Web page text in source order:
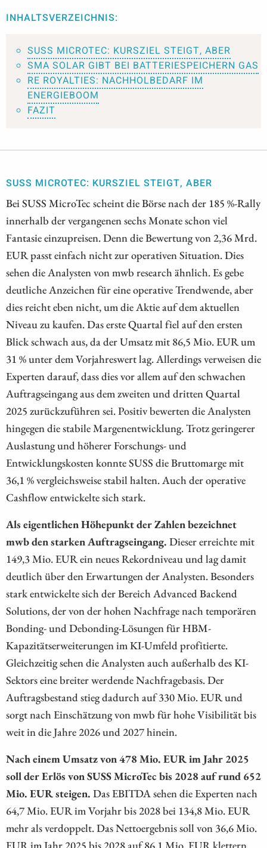
INHALTSVERZEICHNIS:
SUSS MICROTEC: KURSZIEL STEIGT, ABER
SMA SOLAR GIBT BEI BATTERIESPEICHERN GAS
RE ROYALTIES: NACHHOLBEDARF IM
ENERGIEBOOM
FAZIT
SUSS MICROTEC: KURSZIEL STEIGT, ABER
Bei SUSS MicroTec scheint die Börse nach der 185 %-Rally
innerhalb der vergangenen sechs Monate schon viel
Fantasie einzupreisen. Denn die Bewertung von 2,36 Mrd.
EUR passt einfach nicht zur operativen Situation. Dies
sehen die Analysten von mwb research ähnlich. Es gebe
deutliche Anzeichen für eine operative Trendwende, aber
dies reicht eben nicht, um die Aktie auf dem aktuellen
Niveau zu kaufen. Das erste Quartal fiel auf den ersten
Blick schwach aus, da der Umsatz mit 86,5 Mio. EUR um
31 % unter dem Vorjahreswert lag. Allerdings verweisen die
Experten darauf, dass dies vor allem auf den schwachen
Auftragseingang aus dem zweiten und dritten Quartal
2025 zurückzuführen sei. Positiv bewerten die Analysten
hingegen die stabile Margenentwicklung. Trotz geringerer
Auslastung und höherer Forschungs- und
Entwicklungskosten konnte SUSS die Bruttomarge mit
36,1 % vergleichsweise stabil halten. Auch der operative
Cashflow entwickelte sich stark.
Als eigentlichen Höhepunkt der Zahlen bezeichnet
mwb den starken Auftragseingang. Dieser erreichte mit
149,3 Mio. EUR ein neues Rekordniveau und lag damit
deutlich über den Erwartungen der Analysten. Besonders
stark entwickelte sich der Bereich Advanced Backend
Solutions, der von der hohen Nachfrage nach temporären
Bonding- und Debonding-Lösungen für HBM-
Kapazitätserweiterungen im KI-Umfeld profitierte.
Gleichzeitig sehen die Analysten auch außerhalb des KI-
Sektors eine breiter werdende Nachfragebasis. Der
Auftragsbestand stieg dadurch auf 330 Mio. EUR und
sorgt nach Einschätzung von mwb für hohe Visibilität bis
weit in die Jahre 2026 und 2027 hinein.
Nach einem Umsatz von 478 Mio. EUR im Jahr 2025
soll der Erlös von SUSS MicroTec bis 2028 auf rund 652
Mio. EUR steigen. Das EBITDA sehen die Experten nach
64,7 Mio. EUR im Vorjahr bis 2028 bei 134,8 Mio. EUR
mehr als verdoppelt. Das Nettoergebnis soll von 36,6 Mio.